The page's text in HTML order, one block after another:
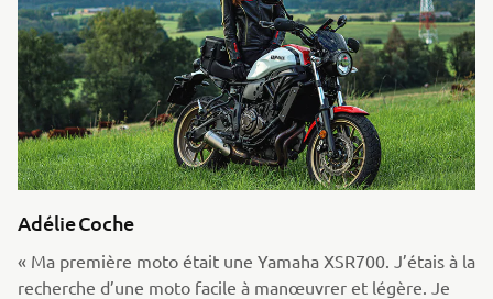
Adélie Coche
« Ma première moto était une Yamaha XSR700. J’étais à la
recherche d’une moto facile à manœuvrer et légère. Je